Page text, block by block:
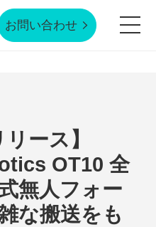
お問い合わせ
リース】
OT10 全
無人フォー
な搬送をも